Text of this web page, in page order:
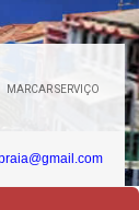
MARCAR SERVIÇO